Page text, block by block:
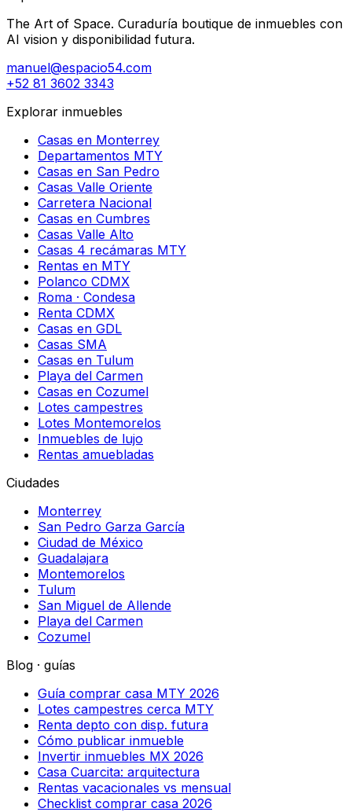
The Art of Space. Curaduría boutique de inmuebles con
AI vision y disponibilidad futura.
manuel@espacio54.com
+52 81 3602 3343
Explorar inmuebles
Casas en Monterrey
Departamentos MTY
Casas en San Pedro
Casas Valle Oriente
Carretera Nacional
Casas en Cumbres
Casas Valle Alto
Casas 4 recámaras MTY
Rentas en MTY
Polanco CDMX
Roma · Condesa
Renta CDMX
Casas en GDL
Casas SMA
Casas en Tulum
Playa del Carmen
Casas en Cozumel
Lotes campestres
Lotes Montemorelos
Inmuebles de lujo
Rentas amuebladas
Ciudades
Monterrey
San Pedro Garza García
Ciudad de México
Guadalajara
Montemorelos
Tulum
San Miguel de Allende
Playa del Carmen
Cozumel
Blog · guías
Guía comprar casa MTY 2026
Lotes campestres cerca MTY
Renta depto con disp. futura
Cómo publicar inmueble
Invertir inmuebles MX 2026
Casa Cuarcita: arquitectura
Rentas vacacionales vs mensual
Checklist comprar casa 2026